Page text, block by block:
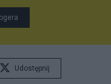
blogu. Prawa
wskazanie
LINKU.
Udostępnij